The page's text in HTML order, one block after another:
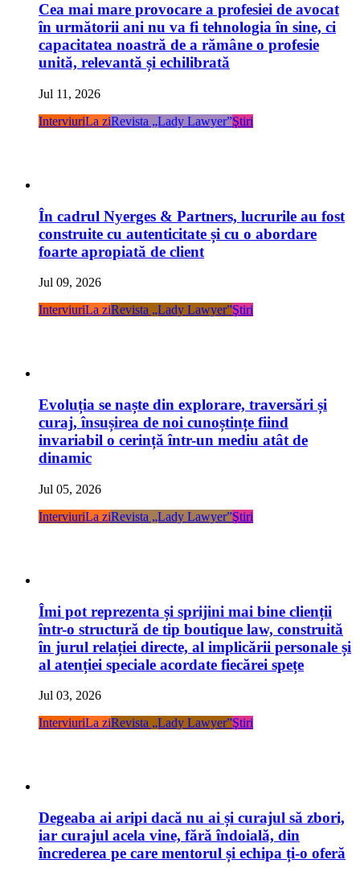
Cea mai mare provocare a profesiei de avocat
în următorii ani nu va fi tehnologia în sine, ci
capacitatea noastră de a rămâne o profesie
unită, relevantă și echilibrată
Jul 11, 2026
InterviuriLa ziRevista „Lady Lawyer”Ştiri
În cadrul Nyerges & Partners, lucrurile au fost
construite cu autenticitate și cu o abordare
foarte apropiată de client
Jul 09, 2026
InterviuriLa ziRevista „Lady Lawyer”Ştiri
Evoluția se naște din explorare, traversări și
curaj, însușirea de noi cunoștințe fiind
invariabil o cerință într-un mediu atât de
dinamic
Jul 05, 2026
InterviuriLa ziRevista „Lady Lawyer”Ştiri
Îmi pot reprezenta și sprijini mai bine clienții
într-o structură de tip boutique law, construită
în jurul relației directe, al implicării personale și
al atenției speciale acordate fiecărei spețe
Jul 03, 2026
InterviuriLa ziRevista „Lady Lawyer”Ştiri
Degeaba ai aripi dacă nu ai și curajul să zbori,
iar curajul acela vine, fără îndoială, din
încrederea pe care mentorul și echipa ți-o oferă